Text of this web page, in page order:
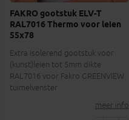
FAKRO gootstuk ELV-T
RAL7016 Thermo voor leien
55x78
Extra isolerend gootstuk voor
(kunst)leien tot 5mm dikte
RAL7016 voor Fakro GREENVIEW
tuimelvenster
meer info